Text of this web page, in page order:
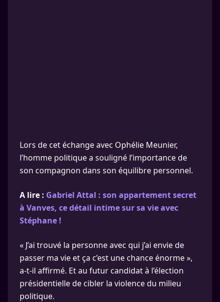
Lors de cet échange avec Ophélie Meunier,
l’homme politique a souligné l’importance de
son compagnon dans son équilibre personnel.
A lire : Gabriel Attal : son appartement secret
à Vanves, ce détail intime sur sa vie avec
Stéphane !
« J’ai trouvé la personne avec qui j’ai envie de
passer ma vie et ça c’est une chance énorme »,
a-t-il affirmé. Et au futur candidat à l’élection
présidentielle de cibler la violence du milieu
politique.